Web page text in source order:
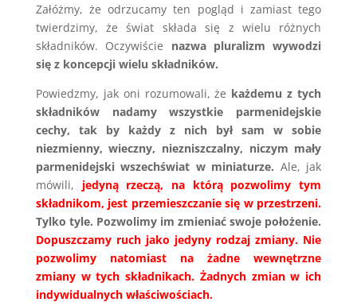
Załóżmy, że odrzucamy ten pogląd i zamiast tego
twierdzimy, że świat składa się z wielu różnych
składników. Oczywiście nazwa pluralizm wywodzi
się z koncepcji wielu składników.
Powiedzmy, jak oni rozumowali, że każdemu z tych
składników nadamy wszystkie parmenidejskie
cechy, tak by każdy z nich był sam w sobie
niezmienny, wieczny, niezniszczalny, niczym mały
parmenidejski wszechświat w miniaturze. Ale, jak
mówili, jedyną rzeczą, na którą pozwolimy tym
składnikom, jest przemieszczanie się w przestrzeni.
Tylko tyle. Pozwolimy im zmieniać swoje położenie.
Dopuszczamy ruch jako jedyny rodzaj zmiany. Nie
pozwolimy natomiast na żadne wewnętrzne
zmiany w tych składnikach. Żadnych zmian w ich
indywidualnych właściwościach.